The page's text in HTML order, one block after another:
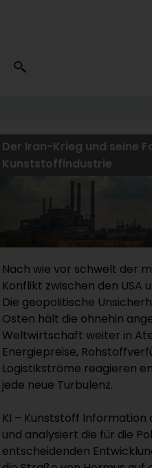
Der Iran-Krieg und seine
Kunststoffindustrie
Nach wie vor schwelt der
Konflikt zwischen den USA
Die geopolitische
Osten hält die ohnehin
Weltwirtschaft weiter in
Energiepreise,
Logistikströme reagieren
jede neue Turbulenz.
KI – Kunststoff
und analysiert die für die
entscheidenden